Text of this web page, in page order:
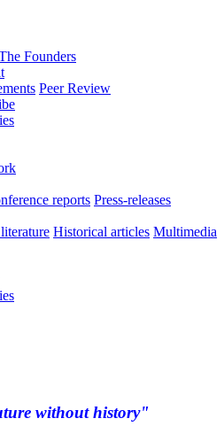
Founders
Peer Review
reports Press-releases
Historical articles Multimedia
without history"